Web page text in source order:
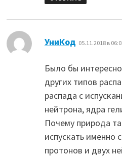
УниКод 05.11.2018 в
Было бы
других типов
распада с
нейтрона, ядра
Почему природа
испускать именно
протонов и двух